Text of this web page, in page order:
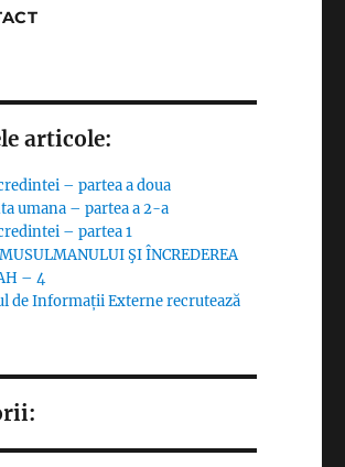
articole:
– partea a doua
umana – partea a 2-a
– partea 1
ŞI ÎNCREDEREA
– 4
de Informații Externe recrutează